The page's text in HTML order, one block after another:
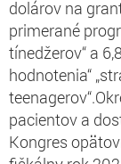
dolárov na
primerané
tínedžerov“ a
hodnotenia“
pacientov a
Kongres